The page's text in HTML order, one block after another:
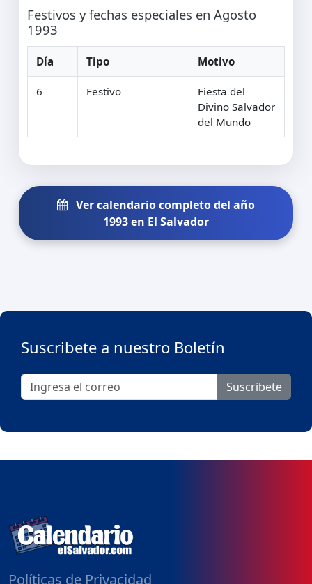
Festivos y fechas especiales en Agosto
1993
Día Tipo Motivo
6 Festivo
Fiesta del
Divino Salvador
del Mundo
Ver calendario completo del año
1993 en El Salvador
Suscribete a nuestro Boletín
Suscribete
Políticas de Privacidad